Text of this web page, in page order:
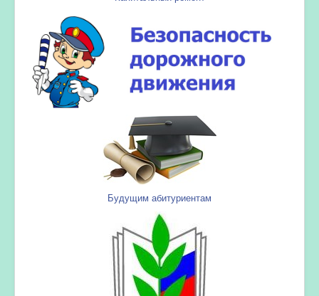
Будущим абитуриентам